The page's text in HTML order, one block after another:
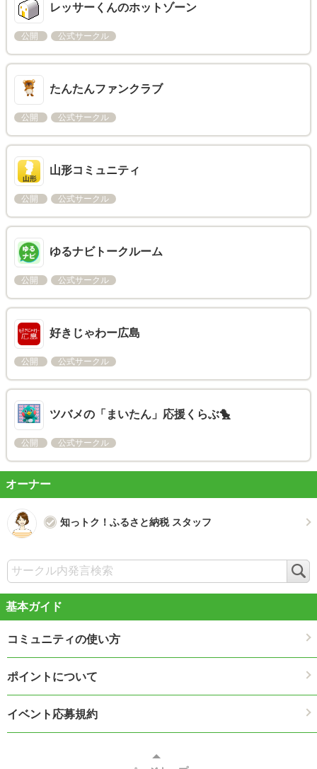
レッサーくんのホットゾーン
公開 公式サークル
たんたんファンクラブ
公開 公式サークル
山形コミュニティ
公開 公式サークル
ゆるナビトークルーム
公開 公式サークル
好きじゃわー広島
公開 公式サークル
ツバメの「まいたん」応援くらぶ🐤
公開 公式サークル
オーナー
知っトク！ふるさと納税 スタッフ
索
基本ガイド
コミュニティの使い方
ポイントについて
イベント応募規約